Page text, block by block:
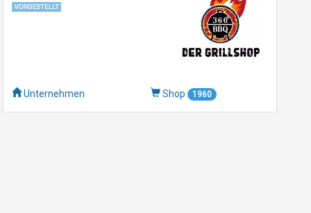
Unternehmen Shop 1960